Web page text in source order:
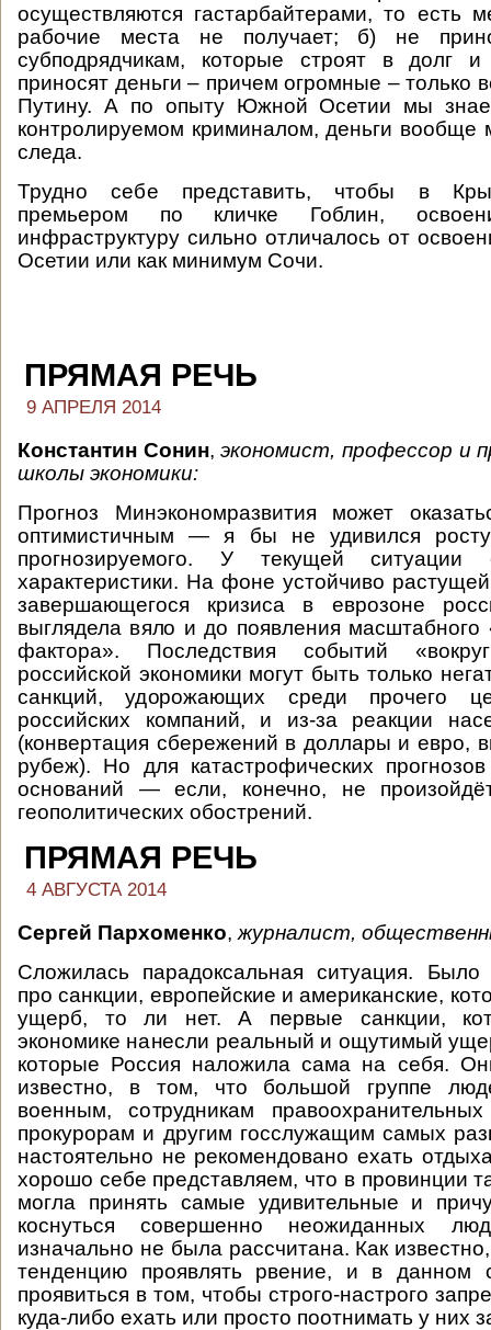
осуществляются гастарбайтерами, то есть
рабочие места не получает; б) не
субподрядчикам, которые строят в долг
приносят деньги – причем огромные – только
Путину. А по опыту Южной Осетии мы
контролируемом криминалом, деньги вообще
следа.
Трудно себе представить, чтобы в
премьером по кличке Гоблин,
инфраструктуру сильно отличалось от
Осетии или как минимум Сочи.
ПРЯМАЯ РЕЧЬ
9 АПРЕЛЯ 2014
Константин Сонин,экономист, профессор и
школы экономики:
Прогноз Минэкономразвития может
оптимистичным — я бы не удивился
прогнозируемого. У текущей ситуации
характеристики. На фоне устойчиво
завершающегося кризиса в еврозоне
выглядела вяло и до появления масштабного
фактора». Последствия событий
российской экономики могут быть только
санкций, удорожающих среди прочего
российских компаний, и из-за реакции
(конвертация сбережений в доллары и евро,
рубеж). Но для катастрофических
оснований — если, конечно, не
геополитических обострений.
ПРЯМАЯ РЕЧЬ
4 АВГУСТА 2014
Сергей Пархоменко, журналист,
Сложилась парадоксальная ситуация. Было
про санкции, европейские и американские,
ущерб, то ли нет. А первые санкции,
экономике нанесли реальный и ощутимый
которые Россия наложила сама на себя.
известно, в том, что большой группе
военным, сотрудникам
прокурорам и другим госслужащим самых
настоятельно не рекомендовано ехать
хорошо себе представляем, что в провинции
могла принять самые удивительные и
коснуться совершенно неожиданных
изначально не была рассчитана. Как
тенденцию проявлять рвение, и в данном
проявиться в том, чтобы строго-настрого
куда-либо ехать или просто поотнимать у них